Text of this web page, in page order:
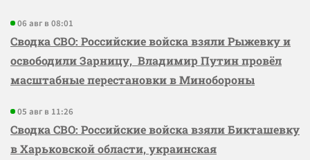
06 авг в 08:01
Сводка СВО: Российские войска взяли Рыжевку и
освободили Зарницу, Владимир Путин провёл
масштабные перестановки в Минобороны
05 авг в 11:26
Сводка СВО: Российские войска взяли Бикташевку
в Харьковской области, украинская